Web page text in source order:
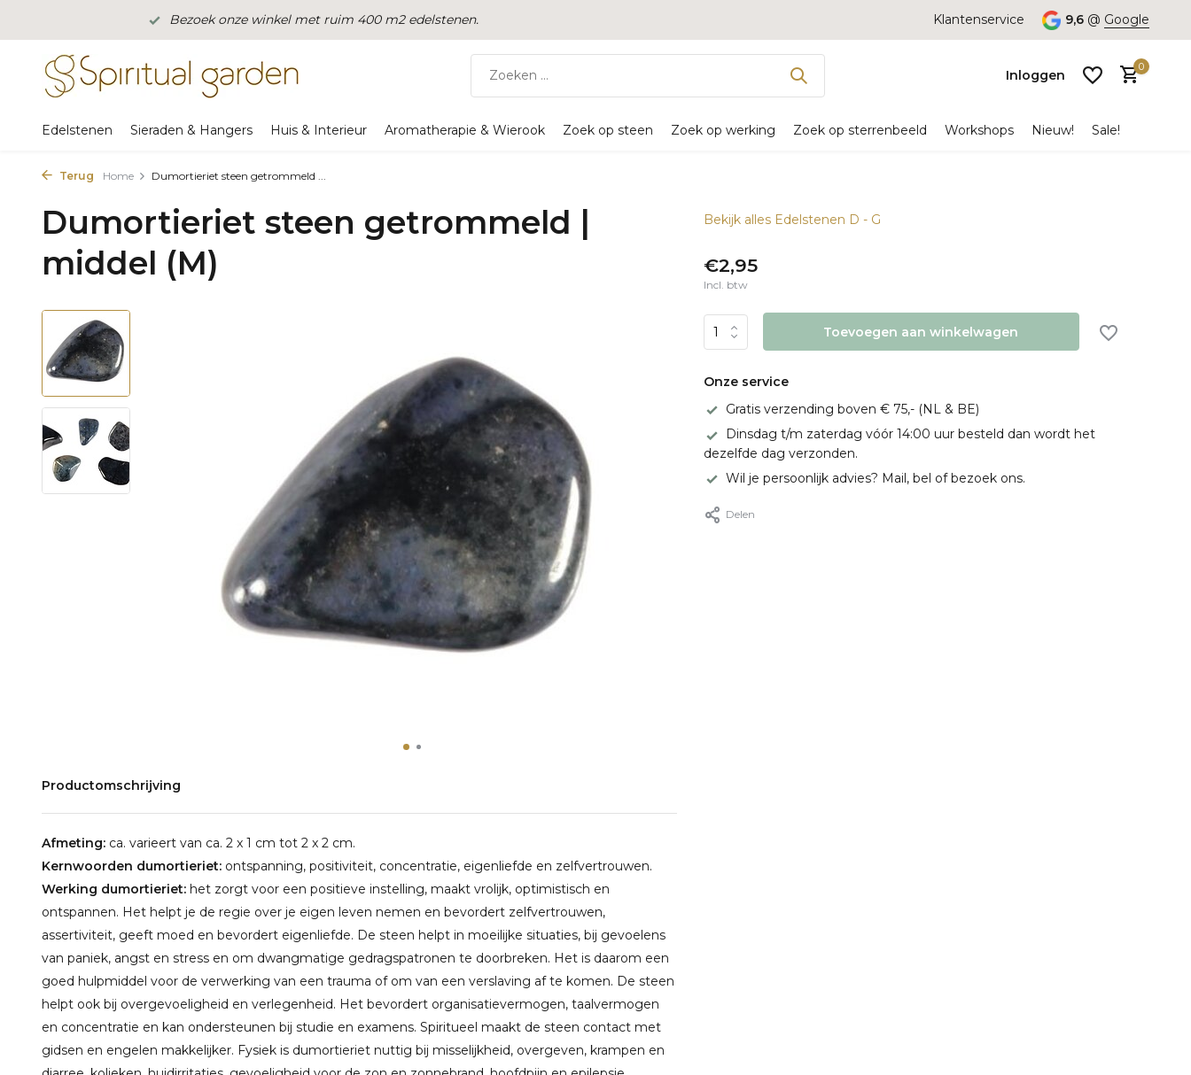
Bezoek onze winkel met ruim 400 m2 edelstenen. Klantenservice 9,6 @ Google
Inloggen
0
Edelstenen Sieraden & Hangers Huis & Interieur Aromatherapie & Wierook Zoek op steen Zoek op werking Zoek op sterrenbeeld Workshops Nieuw! Sale!
Terug Home Dumortieriet steen getrommeld ...
Dumortieriet steen getrommeld |
middel (M)
Productomschrijving
Afmeting: ca. varieert van ca. 2 x 1 cm tot 2 x 2 cm.
Kernwoorden dumortieriet: ontspanning, positiviteit, concentratie, eigenliefde en zelfvertrouwen.
Werking dumortieriet: het zorgt voor een positieve instelling, maakt vrolijk, optimistisch en
ontspannen. Het helpt je de regie over je eigen leven nemen en bevordert zelfvertrouwen,
assertiviteit, geeft moed en bevordert eigenliefde. De steen helpt in moeilijke situaties, bij gevoelens
van paniek, angst en stress en om dwangmatige gedragspatronen te doorbreken. Het is daarom een
goed hulpmiddel voor de verwerking van een trauma of om van een verslaving af te komen. De steen
helpt ook bij overgevoeligheid en verlegenheid. Het bevordert organisatievermogen, taalvermogen
en concentratie en kan ondersteunen bij studie en examens. Spiritueel maakt de steen contact met
gidsen en engelen makkelijker. Fysiek is dumortieriet nuttig bij misselijkheid, overgeven, krampen en
Bekijk alles Edelstenen D - G
€2,95
Incl. btw
Toevoegen aan winkelwagen
Onze service
Gratis verzending boven € 75,- (NL & BE)
Dinsdag t/m zaterdag vóór 14:00 uur besteld dan wordt het
dezelfde dag verzonden.
Wil je persoonlijk advies? Mail, bel of bezoek ons.
Delen